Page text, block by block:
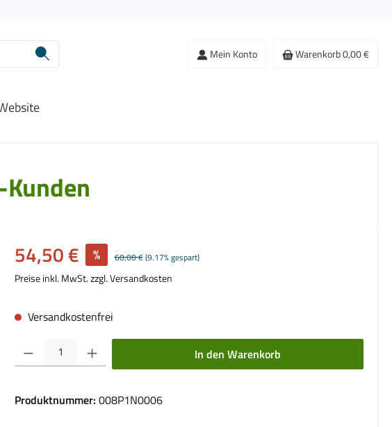
Mein Konto Warenkorb0,00 €
Verkaufspreis:
54,50 € % Regulärer Preis:
60,00 €(9.17% gespart)
Preise inkl. MwSt. zzgl. Versandkosten
Versandkostenfrei
Produkt Anzahl: Gib den gewünschten Wert ein oder benutze die Schaltflächen um die
In den Warenkorb
Produktnummer: 008P1N0006